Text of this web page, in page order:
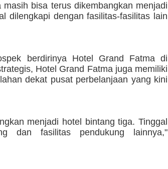
bisa terus dikembangkan menjadi
dilengkapi dengan fasilitas-fasilitas lain
berdirinya Hotel Grand Fatma di
Hotel Grand Fatma juga memiliki
dekat pusat perbelanjaan yang kini
menjadi hotel bintang tiga. Tinggal
dan fasilitas pendukung lainnya,"